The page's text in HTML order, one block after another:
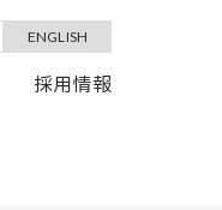
ENGLISH
採用情報